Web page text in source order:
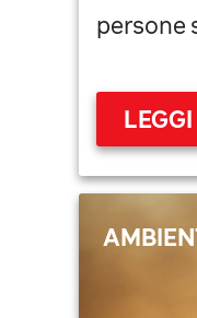
persone